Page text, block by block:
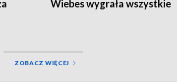
Wiebes wygrała wszystkie
ZOBACZ WIĘCEJ